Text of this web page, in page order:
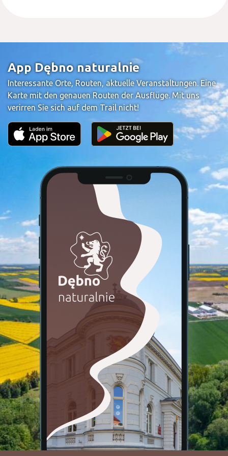
App Dębno naturalnie
Interessante Orte, Routen, aktuelle Veranstaltungen. Eine
Karte mit den genauen Routen der Ausflüge. Mit uns
verirren Sie sich auf dem Trail nicht!